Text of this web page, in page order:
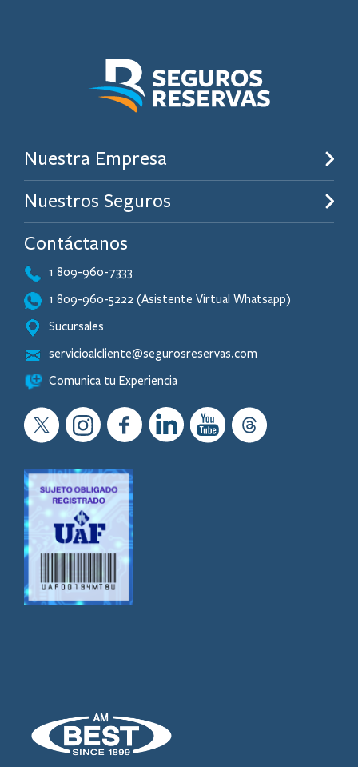
Nuestra Empresa
Nuestros Seguros
Contáctanos
1 809-960-7333
1 809-960-5222 (Asistente Virtual Whatsapp)
Sucursales
servicioalcliente@segurosreservas.com
Comunica tu Experiencia